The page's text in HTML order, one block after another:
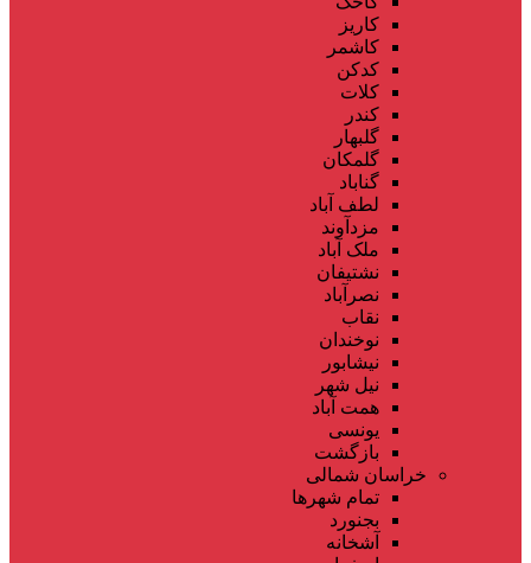
کاریز
کاشمر
کدکن
کلات
کندر
گلبهار
گلمکان
گناباد
لطف آباد
مزدآوند
ملک آباد
نشتیفان
نصرآباد
نقاب
نوخندان
نیشابور
نیل شهر
همت آباد
یونسی
بازگشت
خراسان شمالی
تمام شهر‌ها
بجنورد
آشخانه